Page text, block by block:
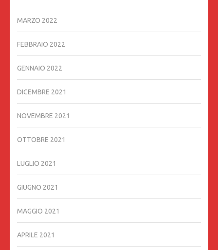
MARZO 2022
FEBBRAIO 2022
GENNAIO 2022
DICEMBRE 2021
NOVEMBRE 2021
OTTOBRE 2021
LUGLIO 2021
GIUGNO 2021
MAGGIO 2021
APRILE 2021